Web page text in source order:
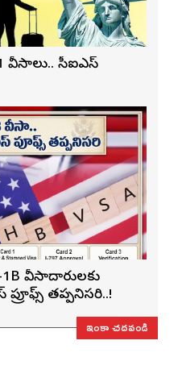
వీసాలు.. సీఐఎస్
1B వీసాదారులకు
తప్పనిసరి..!
ఇంకా చదవండి